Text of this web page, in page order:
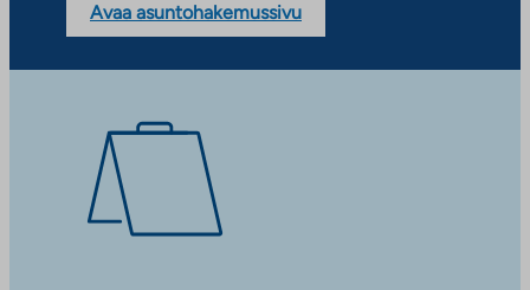
Avaa asuntohakemussivu